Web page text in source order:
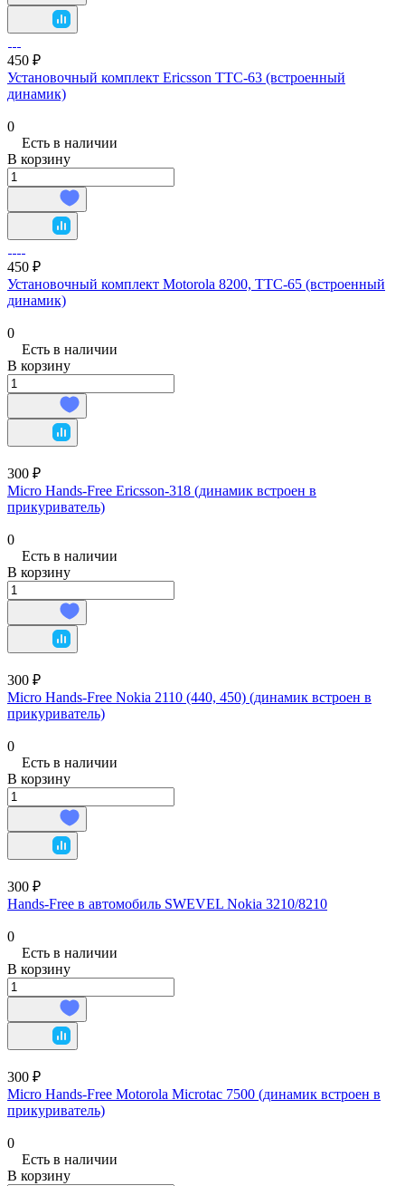
450 ₽
Установочный комплект Ericsson TTC-63 (встроенный
динамик)
0
Есть в наличии
В корзину
450 ₽
Установочный комплект Motorola 8200, TTC-65 (встроенный
динамик)
0
Есть в наличии
В корзину
300 ₽
Micro Hands-Free Ericsson-318 (динамик встроен в
прикуриватель)
0
Есть в наличии
В корзину
300 ₽
Micro Hands-Free Nokia 2110 (440, 450) (динамик встроен в
прикуриватель)
0
Есть в наличии
В корзину
300 ₽
Hands-Free в автомобиль SWEVEL Nokia 3210/8210
0
Есть в наличии
В корзину
300 ₽
Micro Hands-Free Motorola Microtac 7500 (динамик встроен в
прикуриватель)
0
Есть в наличии
В корзину